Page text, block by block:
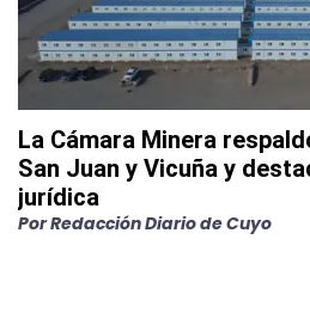
La Cámara Minera
San Juan y Vicuña y
jurídica
PorRedacción Diario de Cuyo